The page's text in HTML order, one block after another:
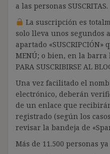
a las personas SUSCRITAS.
La suscripción es
solo lleva unos segundos
apartado
MENÚ; o bien, en la barra
PARA SUSCRIBIRSE AL
Una vez facilitado el
electrónico, deberán
de un enlace que
registrado (según los
revisar la bandeja de
Más de 11.500 personas